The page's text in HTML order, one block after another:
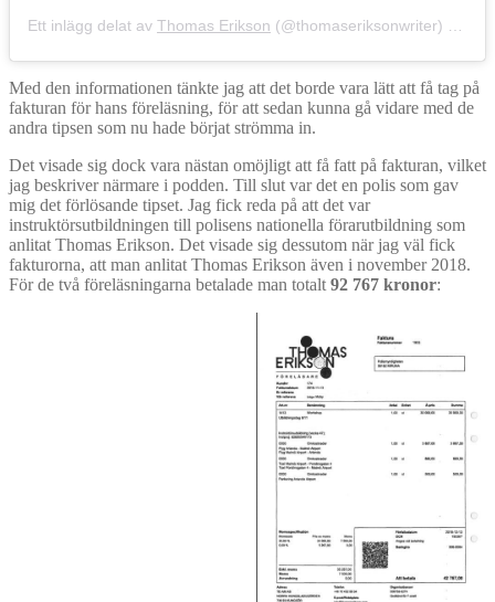
Ett inlägg delat av Thomas Erikson (@thomaseriksonwriter) 4 Sep
Med den informationen tänkte jag att det borde vara lätt att få tag på
fakturan för hans föreläsning, för att sedan kunna gå vidare med de
andra tipsen som nu hade börjat strömma in.
Det visade sig dock vara nästan omöjligt att få fatt på fakturan, vilket
jag beskriver närmare i podden. Till slut var det en polis som gav
mig det förlösande tipset. Jag fick reda på att det var
instruktörsutbildningen till polisens nationella förarutbildning som
anlitat Thomas Erikson. Det visade sig dessutom när jag väl fick
fakturorna, att man anlitat Thomas Erikson även i november 2018.
För de två föreläsningarna betalade man totalt 92 767 kronor: